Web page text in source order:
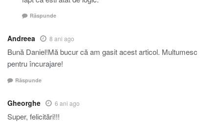
Răspunde
Andreea 8 ani ago
Bună Daniel!Mă bucur că am gasit acest articol. Multumesc
pentru încurajare!
Răspunde
Gheorghe 6 ani ago
Super, felicitări!!!